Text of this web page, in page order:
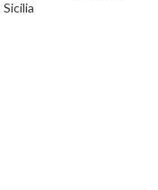
Sicilia